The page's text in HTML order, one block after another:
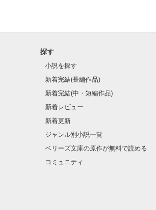
探す
小説を探す
新着完結(長編作品)
新着完結(中・短編作品)
新着レビュー
新着更新
ジャンル別小説一覧
ベリーズ文庫の原作が無料で読める
コミュニティ